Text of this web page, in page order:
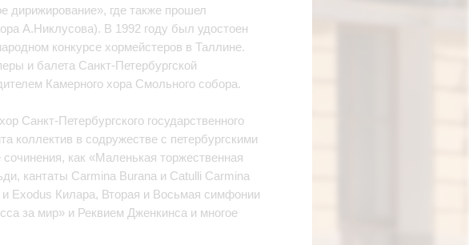
дирижирование», где также прошел
А.Никлусова). В 1992 году был удостоен
конкурсе хормейстеров в Таллине.
и балета Санкт-Петербургской
Камерного хора Смольного собора.
Санкт-Петербургского государственного
коллектив в содружестве с петербургскими
как «Маленькая торжественная
кантаты Carmina Burana и Catulli Carmina
Exodus Килара, Вторая и Восьмая симфонии
за мир» и Реквием Дженкинса и многое